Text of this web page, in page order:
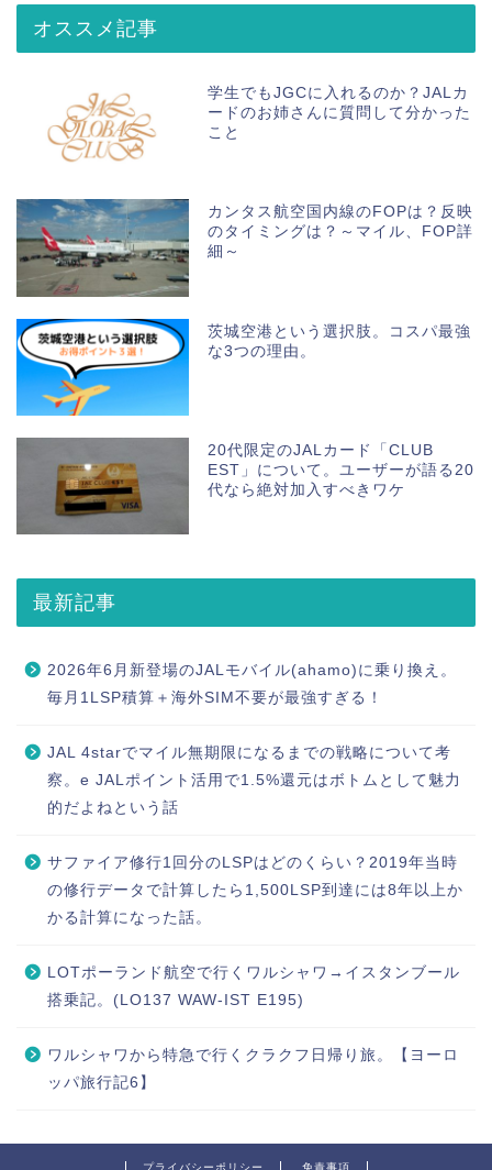
オススメ記事
学生でもJGCに入れるのか？JALカ
ードのお姉さんに質問して分かった
こと
カンタス航空国内線のFOPは？反映
のタイミングは？～マイル、FOP詳
細～
茨城空港という選択肢。コスパ最強
な3つの理由。
20代限定のJALカード「CLUB
EST」について。ユーザーが語る20
代なら絶対加入すべきワケ
最新記事
2026年6月新登場のJALモバイル(ahamo)に乗り換え。
毎月1LSP積算＋海外SIM不要が最強すぎる！
JAL 4starでマイル無期限になるまでの戦略について考
察。e JALポイント活用で1.5%還元はボトムとして魅力
的だよねという話
サファイア修行1回分のLSPはどのくらい？2019年当時
の修行データで計算したら1,500LSP到達には8年以上か
かる計算になった話。
LOTポーランド航空で行くワルシャワ→イスタンブール
搭乗記。(LO137 WAW-IST E195)
ワルシャワから特急で行くクラクフ日帰り旅。【ヨーロ
ッパ旅行記6】
プライバシーポリシー 免責事項